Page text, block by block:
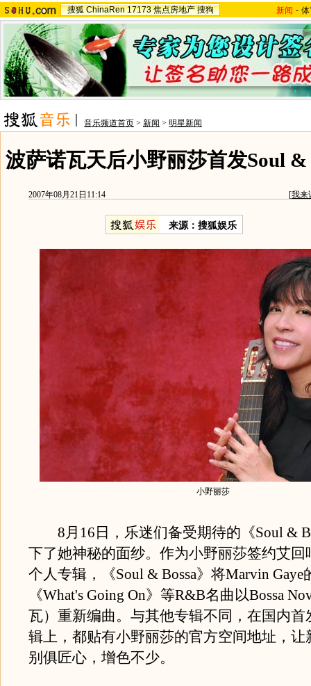
搜狐 ChinaRen 17173 焦点房地产 搜狗 新闻 -
音乐频道首页 > 新闻 > 明星新闻
波萨诺瓦天后小野丽莎首发Soul &
2007年08月21日11:14 [我来
来源：搜狐娱乐
小野丽莎
8月16日，乐迷们备受期待的《Soul &
下了她神秘的面纱。作为小野丽莎签约艾回
个人专辑，《Soul & Bossa》将Marvin Gaye
《What's Going On》等R&B名曲以Bossa
瓦）重新编曲。与其他专辑不同，在国内首
辑上，都贴有小野丽莎的官方空间地址，让
别俱匠心，增色不少。